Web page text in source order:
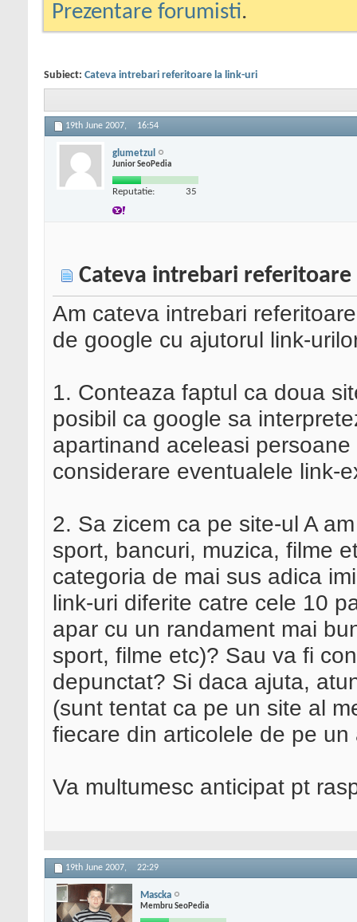
Prezentare forumisti.
Subiect: Cateva intrebari referitoare la link-uri
19th June 2007, 16:54
glumetzul
Junior SeoPedia
Reputatie: 35
Cateva intrebari
Am cateva intrebari
de google cu ajutorul link-
1. Conteaza faptul ca doua
posibil ca google sa
apartinand aceleasi
considerare eventualele link-
2. Sa zicem ca pe site-ul A
sport, bancuri, muzica, filme
categoria de mai sus adica
link-uri diferite catre cele 10
apar cu un randament mai
sport, filme etc)? Sau va fi
depunctat? Si daca ajuta,
(sunt tentat ca pe un site al
fiecare din articolele de pe un
Va multumesc anticipat pt
19th June 2007, 22:29
Mascka
Membru SeoPedia